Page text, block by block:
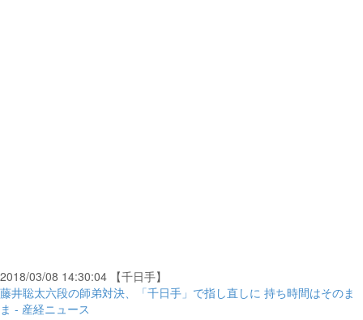
2018/03/08 14:30:04 【千日手】
藤井聡太六段の師弟対決、「千日手」で指し直しに 持ち時間はそのま
ま - 産経ニュース